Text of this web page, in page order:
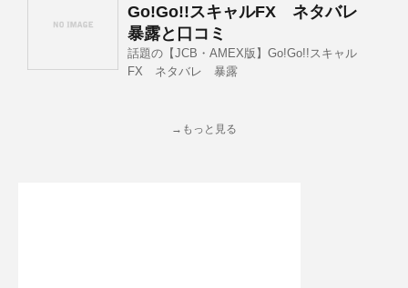
Go!Go!!スキャルFX ネタバレ
暴露と口コミ
話題の【JCB・AMEX版】Go!Go!!スキャル
FX ネタバレ 暴露
→もっと見る